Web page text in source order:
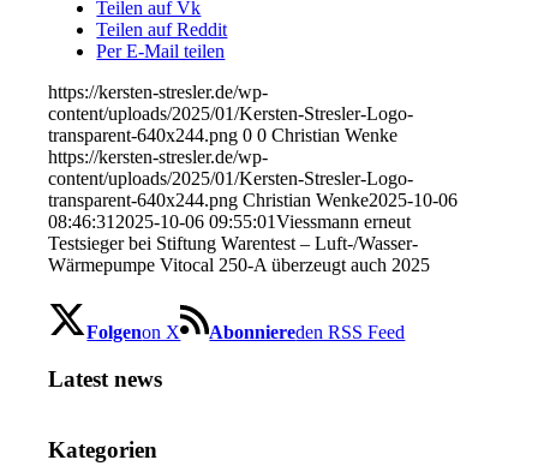
Teilen auf Vk
Teilen auf Reddit
Per E-Mail teilen
https://kersten-stresler.de/wp-
content/uploads/2025/01/Kersten-Stresler-Logo-
transparent-640x244.png 0 0 Christian Wenke
https://kersten-stresler.de/wp-
content/uploads/2025/01/Kersten-Stresler-Logo-
transparent-640x244.png Christian Wenke2025-10-06
08:46:31 2025-10-06 09:55:01Viessmann erneut
Testsieger bei Stiftung Warentest – Luft-/Wasser-
Wärmepumpe Vitocal 250-A überzeugt auch 2025
Folgenon X Abonniereden RSS Feed
Latest news
Kategorien